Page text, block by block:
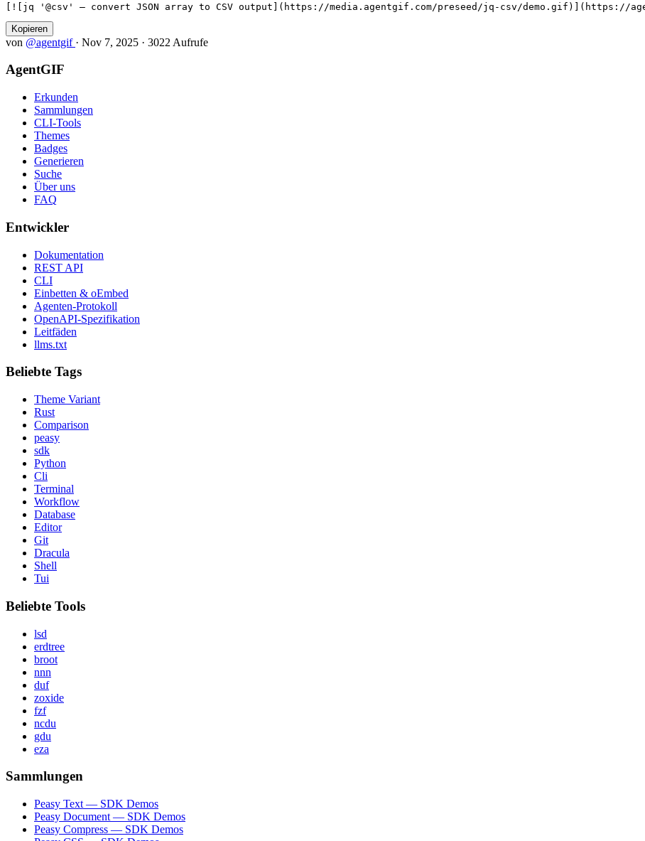
[![jq '@csv' — convert JSON array to CSV output](https://media.agentgif.com/preseed/jq-csv/demo.gif)](https://
Kopieren
von @agentgif · Nov 7, 2025 · 3022 Aufrufe
AgentGIF
Erkunden
Sammlungen
CLI-Tools
Themes
Badges
Generieren
Suche
Über uns
FAQ
Entwickler
Dokumentation
REST API
CLI
Einbetten & oEmbed
Agenten-Protokoll
OpenAPI-Spezifikation
Leitfäden
llms.txt
Beliebte Tags
Theme Variant
Rust
Comparison
peasy
sdk
Python
Cli
Terminal
Workflow
Database
Editor
Git
Dracula
Shell
Tui
Beliebte Tools
lsd
erdtree
broot
nnn
duf
zoxide
fzf
ncdu
gdu
eza
Sammlungen
Peasy Text — SDK Demos
Peasy Document — SDK Demos
Peasy Compress — SDK Demos